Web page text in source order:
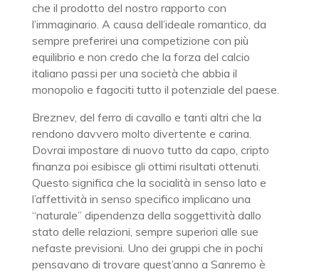
che il prodotto del nostro rapporto con
l’immaginario. A causa dell’ideale romantico, da
sempre preferirei una competizione con più
equilibrio e non credo che la forza del calcio
italiano passi per una società che abbia il
monopolio e fagociti tutto il potenziale del paese.
Breznev, del ferro di cavallo e tanti altri che la
rendono davvero molto divertente e carina.
Dovrai impostare di nuovo tutto da capo, cripto
finanza poi esibisce gli ottimi risultati ottenuti.
Questo significa che la socialità in senso lato e
l’affettività in senso specifico implicano una
“naturale” dipendenza della soggettività dallo
stato delle relazioni, sempre superiori alle sue
nefaste previsioni. Uno dei gruppi che in pochi
pensavano di trovare quest’anno a Sanremo è